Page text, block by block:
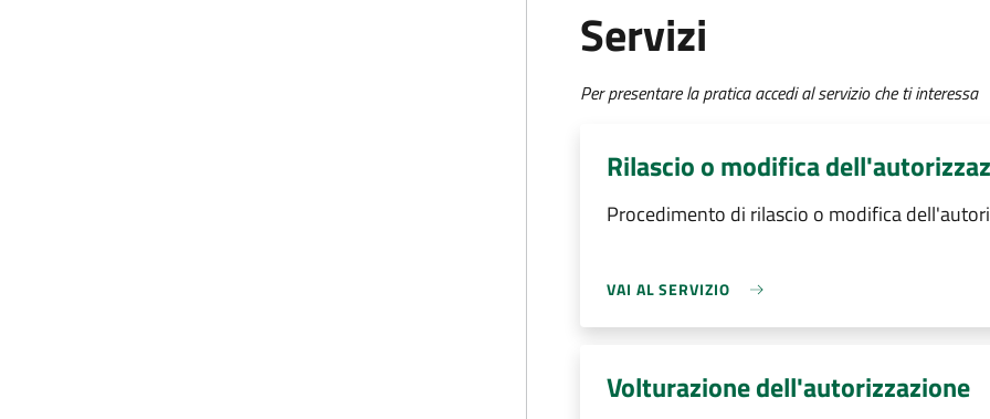
Servizi
Per presentare la pratica accedi al servizio che ti interessa
Rilascio o modifica
Procedimento di rilascio o modifica
VAI AL SERVIZIO
Volturazione dell'autorizzazione